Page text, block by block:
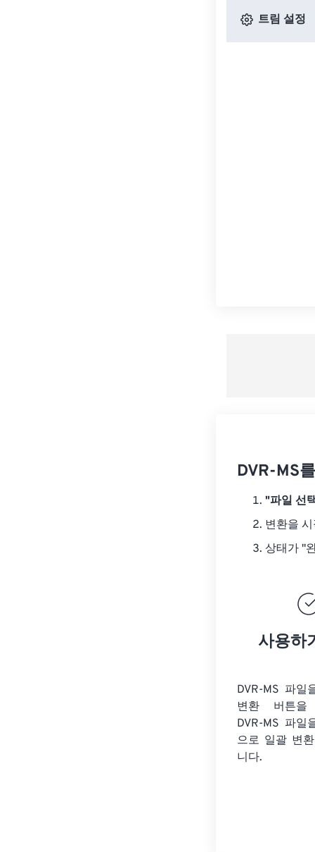
트림 설정
DVR-MS
"파일 선
변환을
상태가 "
사용하
DVR-MS 파일
변환 버튼을
DVR-MS 파일
으로 일괄 변
니다.